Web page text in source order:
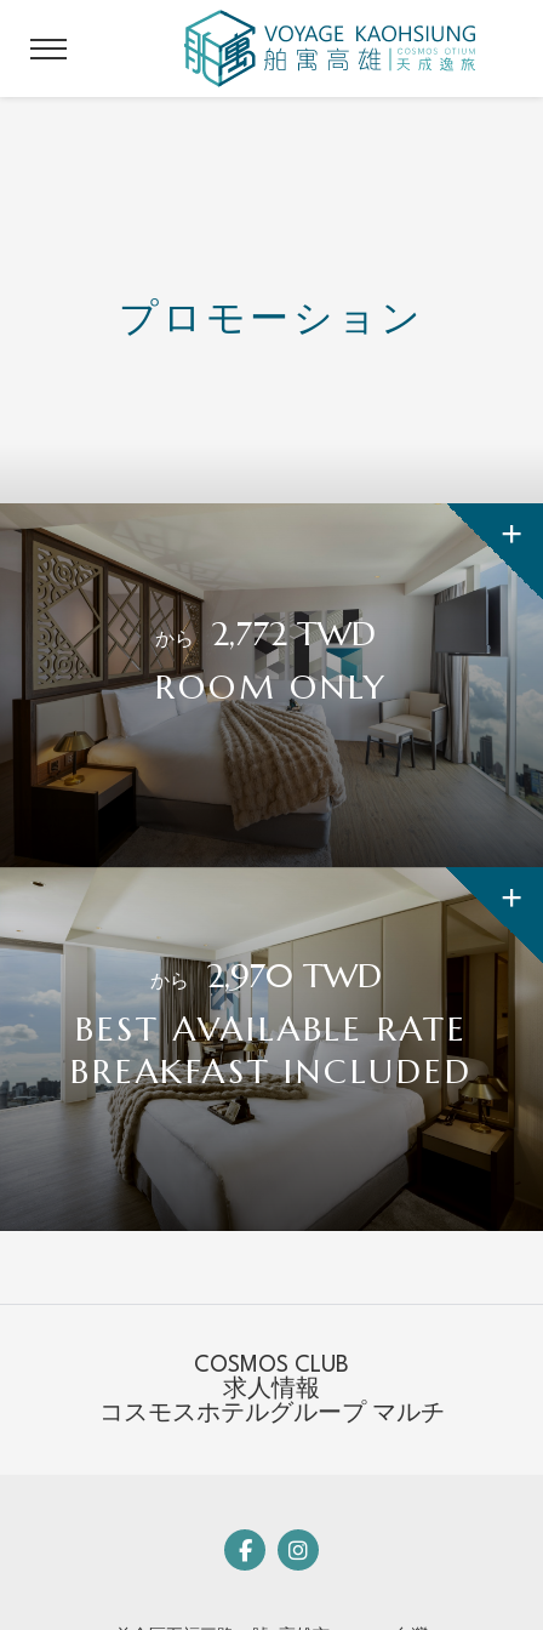
プロモーション
から 2,772 TWD
ROOM ONLY
から 2,970 TWD
BEST AVAILABLE RATE
BREAKFAST INCLUDED
COSMOS CLUB
求人情報
コスモスホテルグループ マルチ